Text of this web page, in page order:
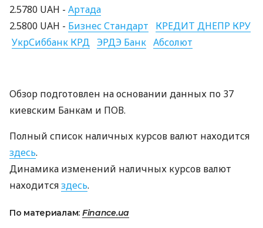
2.5780 UAH - Артада
2.5800 UAH - Бизнес Стандарт
КРЕДИТ ДНЕПР КРУ
УкрСиббанк КРД ЭРДЭ Банк Абсолют
Обзор подготовлен на основании данных по 37
киевским Банкам и ПОВ.
Полный список наличных курсов валют находится
здесь.
Динамика изменений наличных курсов валют
находитсяздесь.
По материалам: Finance.ua